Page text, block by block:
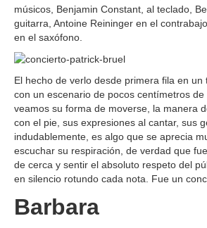
músicos, Benjamin Constant, al teclado,
guitarra, Antoine Reininger en el
en el saxófono.
El hecho de verlo desde primera fila en
con un escenario de pocos centímetros
veamos su forma de moverse, la manera
con el pie, sus expresiones al cantar, sus
indudablemente, es algo que se aprecia
escuchar su respiración, de verdad que
de cerca y sentir el absoluto respeto del
en silencio rotundo cada nota. Fue un
Barbara